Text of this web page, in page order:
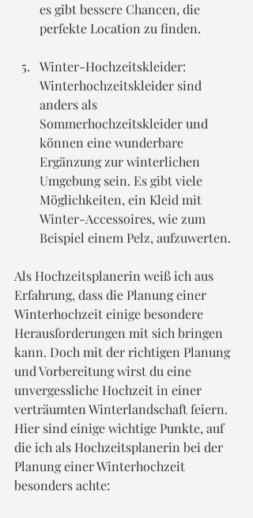
es gibt bessere Chancen, die
perfekte Location zu finden.
Winter-Hochzeitskleider:
Winterhochzeitskleider sind
anders als
Sommerhochzeitskleider und
können eine wunderbare
Ergänzung zur winterlichen
Umgebung sein. Es gibt viele
Möglichkeiten, ein Kleid mit
Winter-Accessoires, wie zum
Beispiel einem Pelz, aufzuwerten.
Als Hochzeitsplanerin weiß ich aus
Erfahrung, dass die Planung einer
Winterhochzeit einige besondere
Herausforderungen mit sich bringen
kann. Doch mit der richtigen Planung
und Vorbereitung wirst du eine
unvergessliche Hochzeit in einer
verträumten Winterlandschaft feiern.
Hier sind einige wichtige Punkte, auf
die ich als Hochzeitsplanerin bei der
Planung einer Winterhochzeit
besonders achte: